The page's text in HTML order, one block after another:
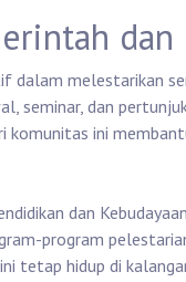
dalam melestarikan
seminar, dan
komunitas ini
dan
program
tetap hidup di